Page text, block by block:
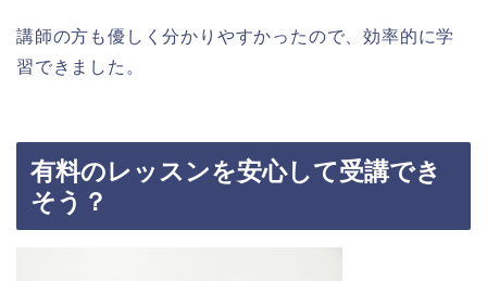
講師の方も優しく分かりやすかったので、効率的に学
習できました。
有料のレッスンを安心して受講でき
そう？